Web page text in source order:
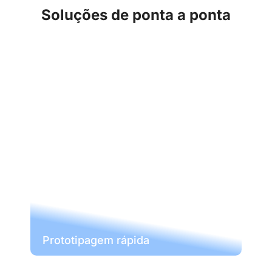
Soluções de ponta a ponta
Prototipagem rápida